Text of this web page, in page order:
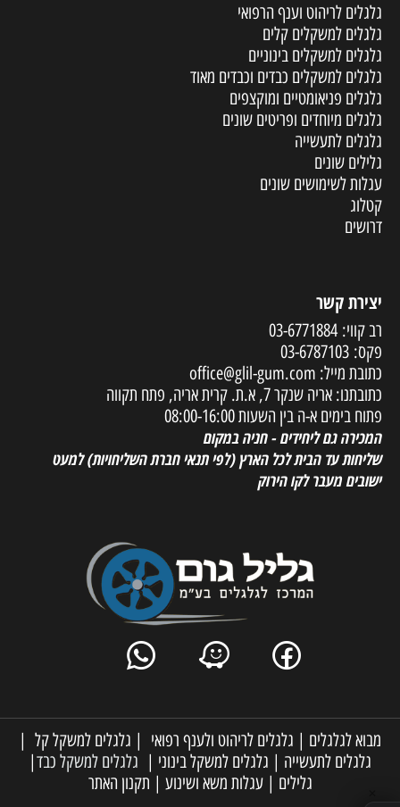
גלגלים לריהוט וענף הרפואי
גלגלים למשקלים קלים
גלגלים למשקלים בינוניים
גלגלים למשקלים כבדים וכבדים מאוד
גלגלים פניאומטיים ומוקצפים
גלגלים מיוחדים ופריטים שונים
גלגלים לתעשייה
גלילים שונים
עגלות לשימושים שונים
קטלוג
דרושים
יצירת קשר
רב קווי:03-6771884
פקס: 03-6787103
כתובת מייל: office@glil-gum.com
כתובתנו: אריה שנקר 7, א.ת. קרית אריה, פתח תקווה
פתוח בימים א-ה בין השעות 08:00-16:00
המכירה גם ליחידים - חניה במקום
שליחות עד הבית לכל הארץ(לפי תנאי חברת השליחויות) למעט
ישובים מעבר לקו הירוק
מבוא לגלגלים | גלגלים לריהוט ולענף רפואי | גלגלים למשקל קל |
גלגלים לתעשייה | גלגלים למשקל בינוני | גלגלים למשקל כבד|
גלילים |עגלות משא ושינוע | תקנון האתר